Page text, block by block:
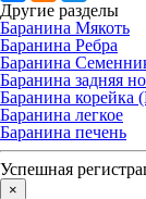
Другие разделы
Баранина Мякоть
Баранина Ребра
Баранина
Баранина задняя
Баранина корейка
Баранина легкое
Баранина печень
Успешная
×